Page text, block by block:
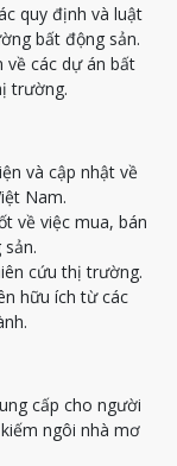
quy định và luật
bất động sản.
về các dự án bất
trường.
và cập nhật về
Nam.
về việc mua, bán
cứu thị trường.
hữu ích từ các
cấp cho người
ngôi nhà mơ